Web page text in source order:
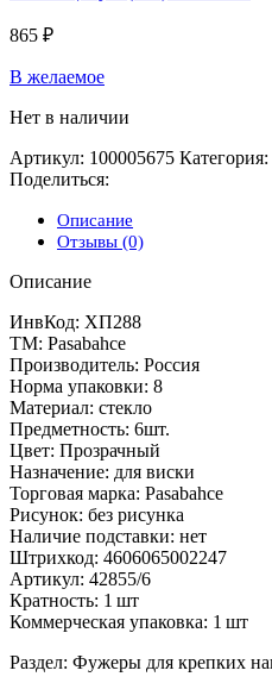
865 ₽
В желаемое
Нет в наличии
Артикул: 100005675 Категория:
Поделиться:
Описание
Отзывы (0)
Описание
ИнвКод: ХП288
TM: Pasabahce
Производитель: Россия
Норма упаковки: 8
Материал: стекло
Предметность: 6шт.
Цвет: Прозрачный
Назначение: для виски
Торговая марка: Pasabahce
Рисунок: без рисунка
Наличие подставки: нет
Штрихкод: 4606065002247
Артикул: 42855/6
Кратность: 1 шт
Коммерческая упаковка: 1 шт
Раздел: Фужеры для крепких